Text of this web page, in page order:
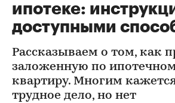
ипотеке:
доступными
Рассказываем о том, как
заложенную по
квартиру. Многим
трудное дело, но нет